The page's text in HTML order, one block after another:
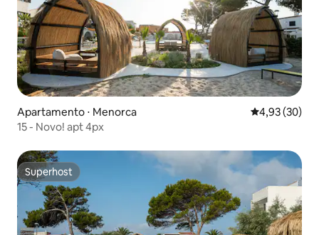
Apartamento ⋅ Menorca 4,93 de uma
4,93 (30)
15 - Novo! apt 4px
Superhost
Superhost